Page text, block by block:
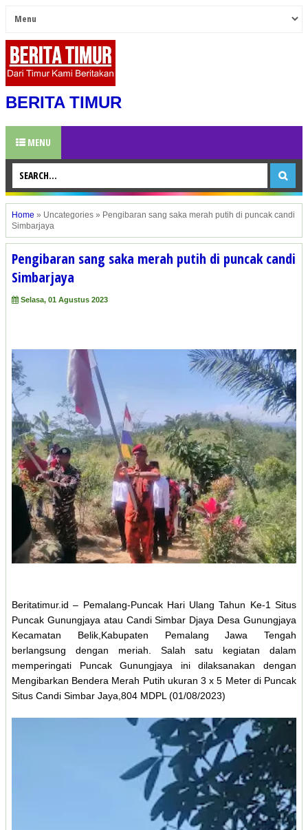
BERITA TIMUR
MENU
Home » Uncategories » Pengibaran sang saka merah putih di puncak candi
Simbarjaya
Pengibaran sang saka merah putih di puncak candi
Simbarjaya
Selasa, 01 Agustus 2023
Beritatimur.id – Pemalang-Puncak Hari Ulang Tahun Ke-1 Situs
Puncak Gunungjaya atau Candi Simbar Djaya Desa Gunungjaya
Kecamatan Belik,Kabupaten Pemalang Jawa Tengah
berlangsung dengan meriah. Salah satu kegiatan dalam
memperingati Puncak Gunungjaya ini dilaksanakan dengan
Mengibarkan Bendera Merah Putih ukuran 3 x 5 Meter di Puncak
Situs Candi Simbar Jaya,804 MDPL (01/08/2023)